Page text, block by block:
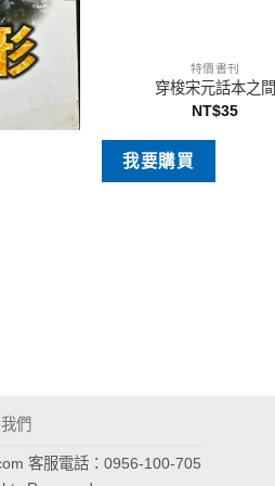
特價書刊
穿梭宋元話本之間
NT$35
我要購買
們
客服電話：0956-100-705